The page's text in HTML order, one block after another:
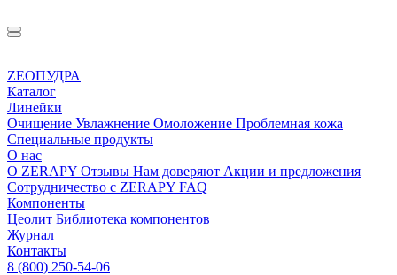
ZEOПУДРА
Каталог
Линейки
Очищение Увлажнение Омоложение Проблемная кожа
Специальные продукты
О нас
О ZERAPY Отзывы Нам доверяют Акции и предложения
Сотрудничество с ZERAPY FAQ
Компоненты
Цеолит Библиотека компонентов
Журнал
Контакты
8 (800) 250-54-06